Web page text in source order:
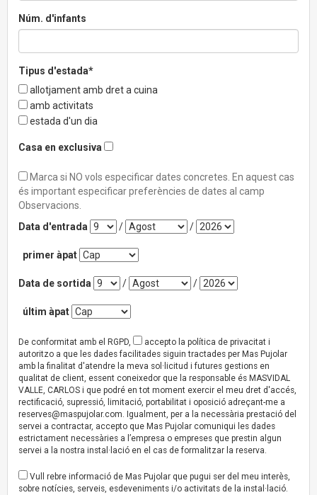
Núm. d'infants
Tipus d'estada*
allotjament amb dret a cuina
amb activitats
estada d'un dia
Casa en exclusiva
Marca si NO vols especificar dates concretes. En aquest cas
és important especificar preferències de dates al camp
Observacions.
Data d'entrada
/ /
primer àpat
Data de sortida / /
últim àpat
De conformitat amb el RGPD,
accepto la política de privacitat i
autoritzo a que les dades facilitades siguin tractades per Mas Pujolar
amb la finalitat d'atendre la meva sol·licitud i futures gestions en
qualitat de client, essent coneixedor que la responsable és MASVIDAL
VALLE, CARLOS i que podré en tot moment exercir el meu dret d'accés,
rectificació, supressió, limitació, portabilitat i oposició adreçant-me a
reserves@maspujolar.com. Igualment, per a la necessària prestació del
servei a contractar, accepto que Mas Pujolar comuniqui les dades
estrictament necessàries a l’empresa o empreses que prestin algun
servei a la nostra instal·lació en el cas de formalitzar la reserva.
Vull rebre informació de Mas Pujolar que pugui ser del meu interès,
sobre notícies, serveis, esdeveniments i/o activitats de la instal·lació.